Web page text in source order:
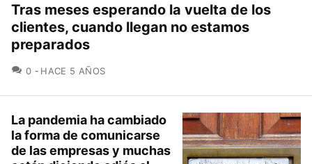
Tras meses esperando la vuelta de los
clientes, cuando llegan no estamos
preparados
0 COMENTARIOS
HACE 5 AÑOS
La pandemia ha cambiado
la forma de comunicarse
de las empresas y muchas